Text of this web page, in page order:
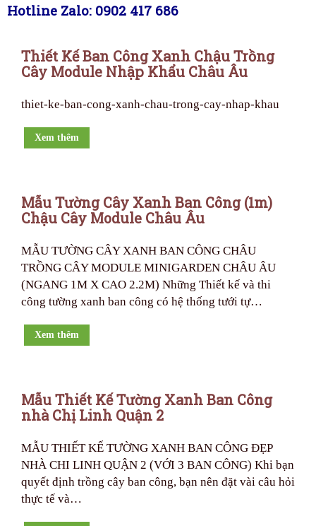
Hotline Zalo: 0902 417 686
Thiết Kế Ban Công Xanh Chậu Trồng
Cây Module Nhập Khẩu Châu Âu
thiet-ke-ban-cong-xanh-chau-trong-cay-nhap-khau
Xem thêm
Mẫu Tường Cây Xanh Ban Công (1m)
Chậu Cây Module Châu Âu
MẪU TƯỜNG CÂY XANH BAN CÔNG CHÂU
TRỒNG CÂY MODULE MINIGARDEN CHÂU ÂU
(NGANG 1M X CAO 2.2M) Những Thiết kế và thi
công tường xanh ban công có hệ thống tưới tự…
Xem thêm
Mẫu Thiết Kế Tường Xanh Ban Công
nhà Chị Linh Quận 2
MẪU THIẾT KẾ TƯỜNG XANH BAN CÔNG ĐẸP
NHÀ CHI LINH QUẬN 2 (VỚI 3 BAN CÔNG) Khi bạn
quyết định trồng cây ban công, bạn nên đặt vài câu hỏi
thực tế và…